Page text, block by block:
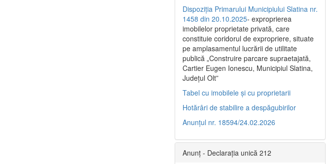
Dispoziția Primarului Municipiului Slatina nr.
1458 din 20.10.2025- exproprierea
imobilelor proprietate privată, care
constituie coridorul de expropriere, situate
pe amplasamentul lucrării de utilitate
publică „Construire parcare supraetajată,
Cartier Eugen Ionescu, Municipiul Slatina,
Județul Olt”
Tabel cu imobilele și cu proprietarii
Hotărâri de stabilire a despăgubirilor
Anunțul nr. 18594/24.02.2026
Anunț - Declarația unică 212